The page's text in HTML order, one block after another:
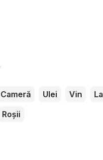
Cameră Ulei Vin
Roșii